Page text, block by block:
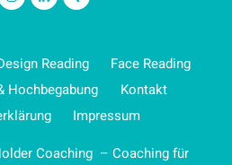
Reading
Face Reading
Hochbegabung
Kontakt
Impressum
Coaching – Coaching für